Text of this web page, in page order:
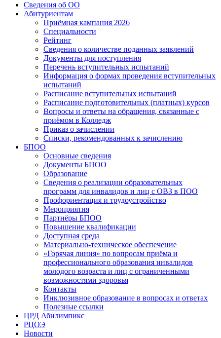
Сведения об ОО
Абитуриентам
Приёмная кампания 2026
Специальности
Рейтинг
Сведения о количестве поданных заявлений
Документы для поступления
Перечень вступительных испытаний
Информация о формах проведения вступительных
испытаний
Расписание вступительных испытаний
Расписание подготовительных (платных) курсов
Вопросы и ответы на обращения, связанные с
приёмом в Колледж
Приказ о зачислении
Списки, рекомендованных к зачислению
БПОО
Основные сведения
Документы БПОО
Образование
Сведения о реализации образовательных
программ для инвалидов и лиц с ОВЗ в ПОО
Профориентация и трудоустройство
Мероприятия
Партнёры БПОО
Повышение квалификации
Доступная среда
Материально-техническое обеспечение
«Горячая линия» по вопросам приёма и
профессионального образования инвалидов
молодого возраста и лиц с ограниченными
возможностями здоровья
Контакты
Инклюзивное образование в вопросах и ответах
Полезные ссылки
ЦРД Абилимпикс
РЦОЭ
Новости